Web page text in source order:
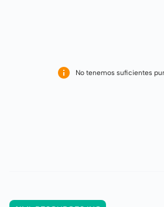
No tenemos suficientes